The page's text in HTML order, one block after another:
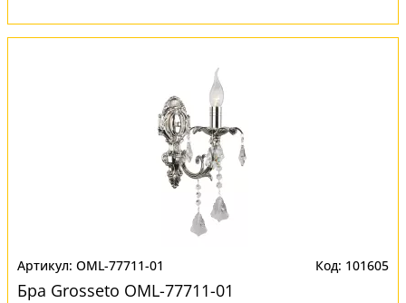
OML-77711-01 101605
Бра Grosseto OML-77711-01